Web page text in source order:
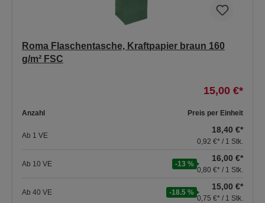
Roma Flaschentasche, Kraftpapier braun 160
g/m² FSC
15,00 €*
Anzahl Preis per Einheit
Ab 1 VE
18,40 €*
0,92 €* / 1 Stk.
Ab 10 VE -13 %
16,00 €*
0,80 €* / 1 Stk.
Ab 40 VE -18.5 %
15,00 €*
0,75 €* / 1 Stk.